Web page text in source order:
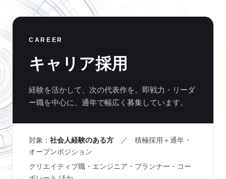
CAREER
キャリア採用
経験を活かして、次の代表作を。即戦力・リーダ
ー職を中心に、通年で幅広く募集しています。
対象： 社会人経験のある方 ／ 積極採用＋通年・
オープンポジション
クリエイティブ職・エンジニア・プランナー・コー